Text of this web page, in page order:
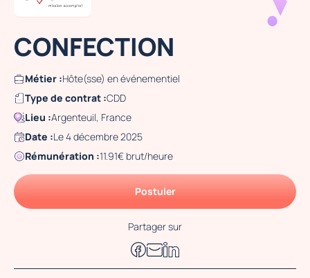
CONFECTION
Métier :Hôte(sse) en événementiel
Type de contrat :CDD
Lieu :Argenteuil, France
Date :Le 4 décembre 2025
Rémunération :11.91€ brut/heure
Postuler
Partager sur